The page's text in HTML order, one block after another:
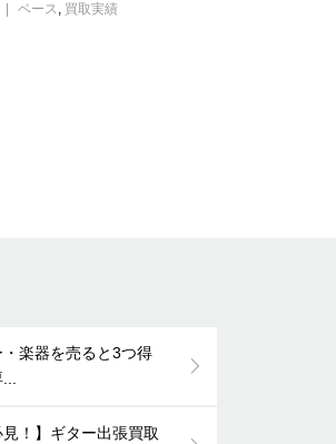
ベース, 買取実績
楽器を売ると3つ得
見！】ギター出張買取